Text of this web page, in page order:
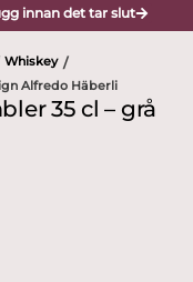
innan det tar slut
Whiskey /
Alfredo Häberli
35 cl – grå